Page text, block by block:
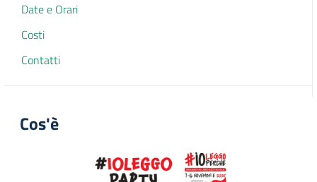
Date e Orari
Costi
Contatti
Cos'è